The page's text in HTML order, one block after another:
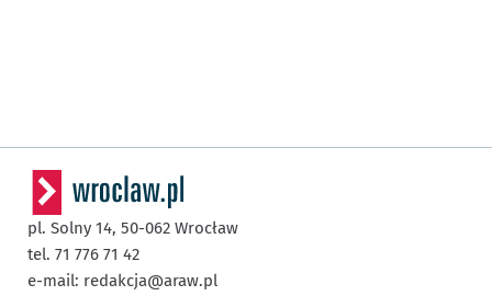
pl. Solny 14, 50-062 Wrocław
tel. 71 776 71 42
e-mail: redakcja@araw.pl